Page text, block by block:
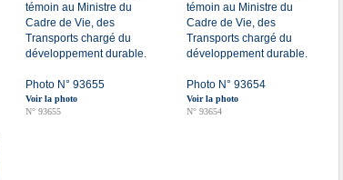
témoin au Ministre du
Cadre de Vie, des
Transports chargé du
développement durable.
Photo N° 93655
Voir la photo
N° 93655
témoin au Ministre du
Cadre de Vie, des
Transports chargé du
développement durable.
Photo N° 93654
Voir la photo
N° 93654